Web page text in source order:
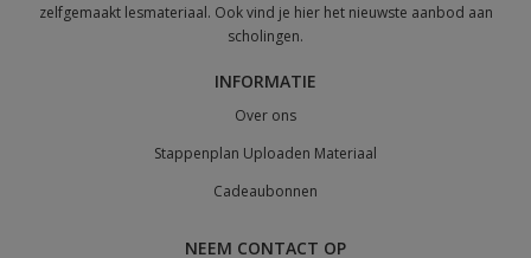
zelfgemaakt lesmateriaal. Ook vind je hier het nieuwste aanbod aan
scholingen.
INFORMATIE
Over ons
Stappenplan Uploaden Materiaal
Cadeaubonnen
NEEM CONTACT OP